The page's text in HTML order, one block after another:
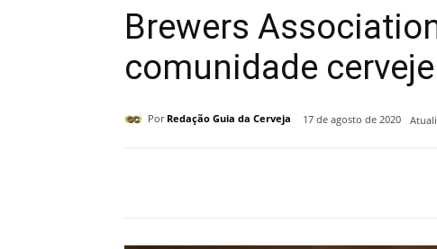
Brewers
comunidade
Por Redação Guia da Cerveja 17 de agosto de 2020